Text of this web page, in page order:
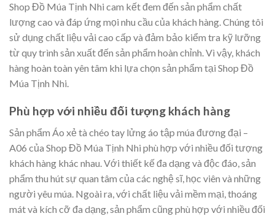
Shop Đồ Múa Tịnh Nhi cam kết đem đến sản phẩm chất
lượng cao và đáp ứng mọi nhu cầu của khách hàng. Chúng tôi
sử dụng chất liệu vải cao cấp và đảm bảo kiểm tra kỹ lưỡng
từ quy trình sản xuất đến sản phẩm hoàn chỉnh. Vì vậy, khách
hàng hoàn toàn yên tâm khi lựa chọn sản phẩm tại Shop Đồ
Múa Tịnh Nhi.
Phù hợp với nhiều đối tượng khách hàng
Sản phẩm Áo xẻ tà chéo tay lửng áo tập múa đương đại –
A06 của Shop Đồ Múa Tịnh Nhi phù hợp với nhiều đối tượng
khách hàng khác nhau. Với thiết kế đa dạng và độc đáo, sản
phẩm thu hút sự quan tâm của các nghệ sĩ, học viên và những
người yêu múa. Ngoài ra, với chất liệu vải mềm mại, thoáng
mát và kích cỡ đa dạng, sản phẩm cũng phù hợp với nhiều đối